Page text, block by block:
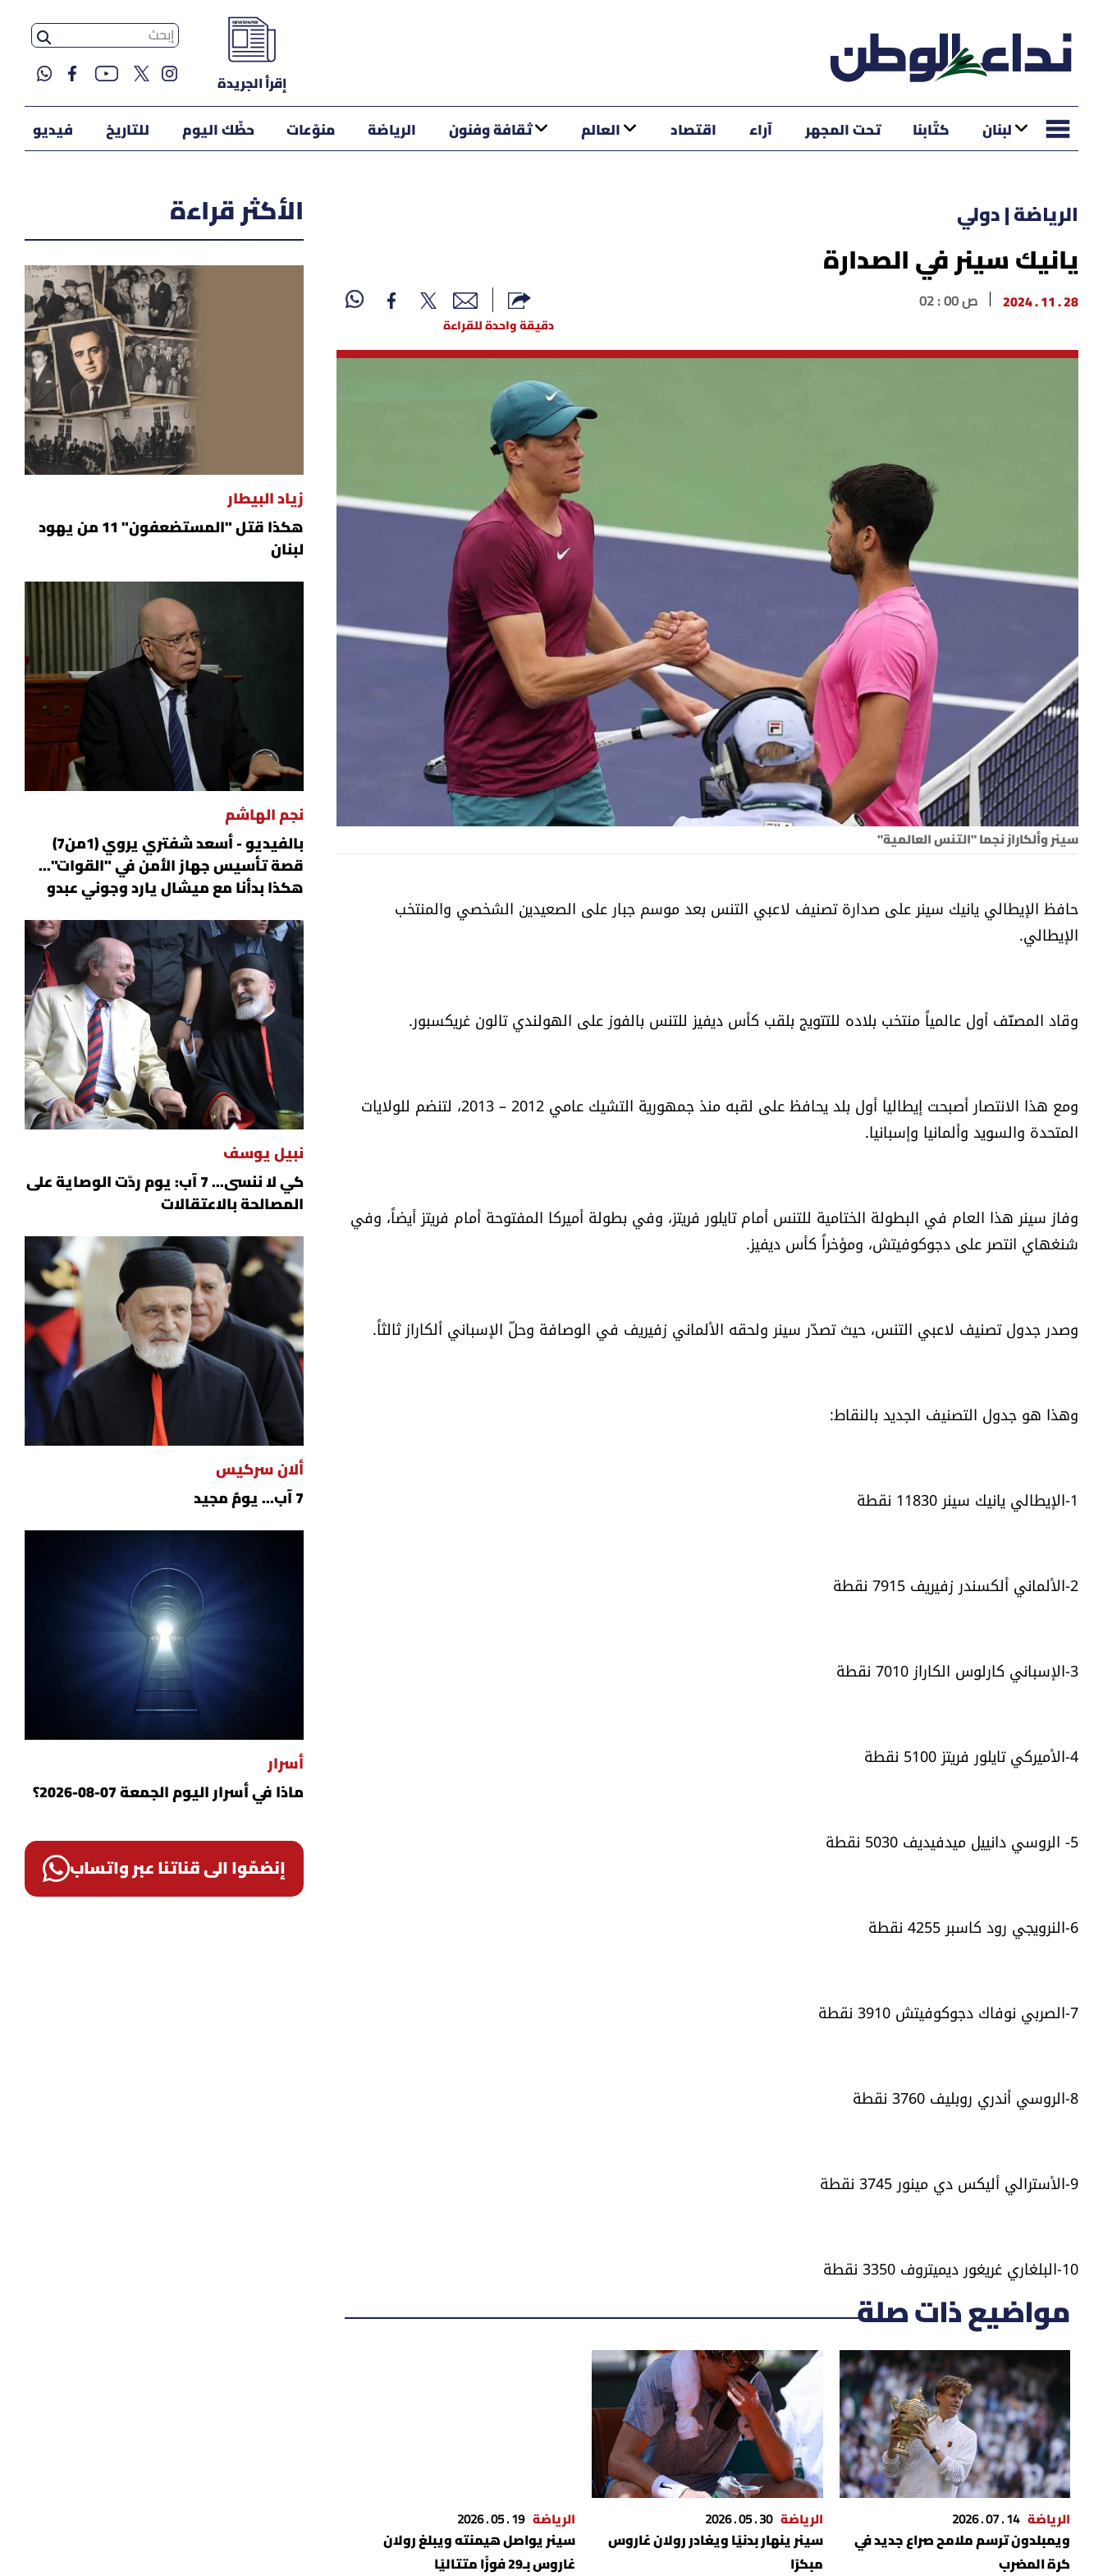
إقرأ الجريدة
لبنان كتّابنا تحت المجهر آراء اقتصاد العالم ثقافة وفنون الرياضة منوّعات حظّك اليوم للتاريخ فيديو
الرياضة | دولي
يانيك سينر في الصدارة
28 . 11 . 2024 02 : 00 ص
دقيقة واحدة للقراءة
سينر وألكاراز نجما "التنس العالمية"
حافظ الإيطالي يانيك سينر على صدارة تصنيف لاعبي التنس بعد موسم جبار على الصعيدين الشخصي والمنتخب
الإيطالي.
وقاد المصنّف أول عالمياً منتخب بلاده للتتويج بلقب كأس ديفيز للتنس بالفوز على الهولندي تالون غريكسبور.
ومع هذا الانتصار أصبحت إيطاليا أول بلد يحافظ على لقبه منذ جمهورية التشيك عامي 2012 – 2013، لتنضم للولايات
المتحدة والسويد وألمانيا وإسبانيا.
وفاز سينر هذا العام في البطولة الختامية للتنس أمام تايلور فريتز، وفي بطولة أميركا المفتوحة أمام فريتز أيضاً، وفي
شنغهاي انتصر على دجوكوفيتش، ومؤخراً كأس ديفيز.
وصدر جدول تصنيف لاعبي التنس، حيث تصدّر سينر ولحقه الألماني زفيريف في الوصافة وحلّ الإسباني ألكاراز ثالثاً.
وهذا هو جدول التصنيف الجديد بالنقاط:
1-الإيطالي يانيك سينر 11830 نقطة
2-الألماني ألكسندر زفيريف 7915 نقطة
3-الإسباني كارلوس الكاراز 7010 نقطة
4-الأميركي تايلور فريتز 5100 نقطة
5- الروسي دانييل ميدفيديف 5030 نقطة
6-النرويجي رود كاسبر 4255 نقطة
7-الصربي نوفاك دجوكوفيتش 3910 نقطة
8-الروسي أندري روبليف 3760 نقطة
9-الأسترالي أليكس دي مينور 3745 نقطة
10-البلغاري غريغور ديميتروف 3350 نقطة
مواضيع ذات صلة
الرياضة 14 . 07 . 2026
ويمبلدون ترسم ملامح صراع جديد في
كرة المضرب
الرياضة 30 . 05 . 2026
سينر ينهار بدنيًا ويغادر رولان غاروس
مبكرًا
الرياضة 19 . 05 . 2026
سينر يواصل هيمنته ويبلغ رولان
غاروس بـ29 فوزًا متتاليًا
الأكثر قراءة
زياد البيطار
هكذا قتل "المستضعفون" 11 من يهود
لبنان
نجم الهاشم
بالفيديو - أسعد شفتري يروي (1من7)
قصة تأسيس جهاز الأمن في "القوات"...
هكذا بدأنا مع ميشال يارد وجوني عبدو
نبيل يوسف
كي لا ننسى... 7 آب: يوم ردّت الوصاية على
المصالحة بالاعتقالات
ألان سركيس
7 آب... يومٌ مجيد
أسرار
ماذا في أسرار اليوم الجمعة 07-08-2026؟
إنضمّوا الى قناتنا عبر واتساب